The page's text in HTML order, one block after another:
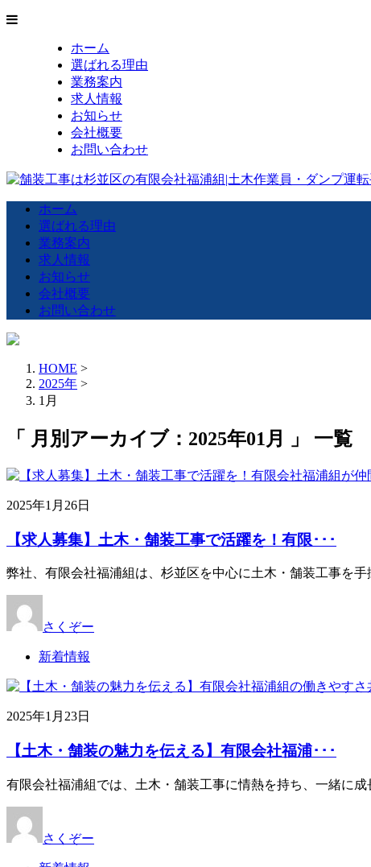
ホーム
選ばれる理由
業務案内
求人情報
お知らせ
会社概要
お問い合わせ
ホーム
選ばれる理由
業務案内
求人情報
お知らせ
会社概要
お問い合わせ
HOME >
2025年 >
1月
「 月別アーカイブ：2025年01月 」 一覧
2025年1月26日
【求人募集】土木・舗装工事で活躍を！有限･･･
弊社、有限会社福浦組は、杉並区を中心に土木・舗装工事を
さくぞー
新着情報
2025年1月23日
【土木・舗装の魅力を伝える】有限会社福浦･･･
有限会社福浦組では、土木・舗装工事に情熱を持ち、一緒に
さくぞー